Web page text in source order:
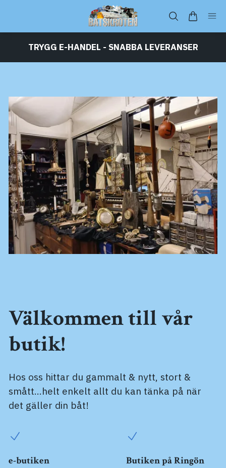
TRYGG E-HANDEL - SNABBA LEVERANSER
Välkommen till vår
butik!
Hos oss hittar du gammalt & nytt, stort &
smått...helt enkelt allt du kan tänka på när
det gäller din båt!
e-butiken Butiken på Ringön